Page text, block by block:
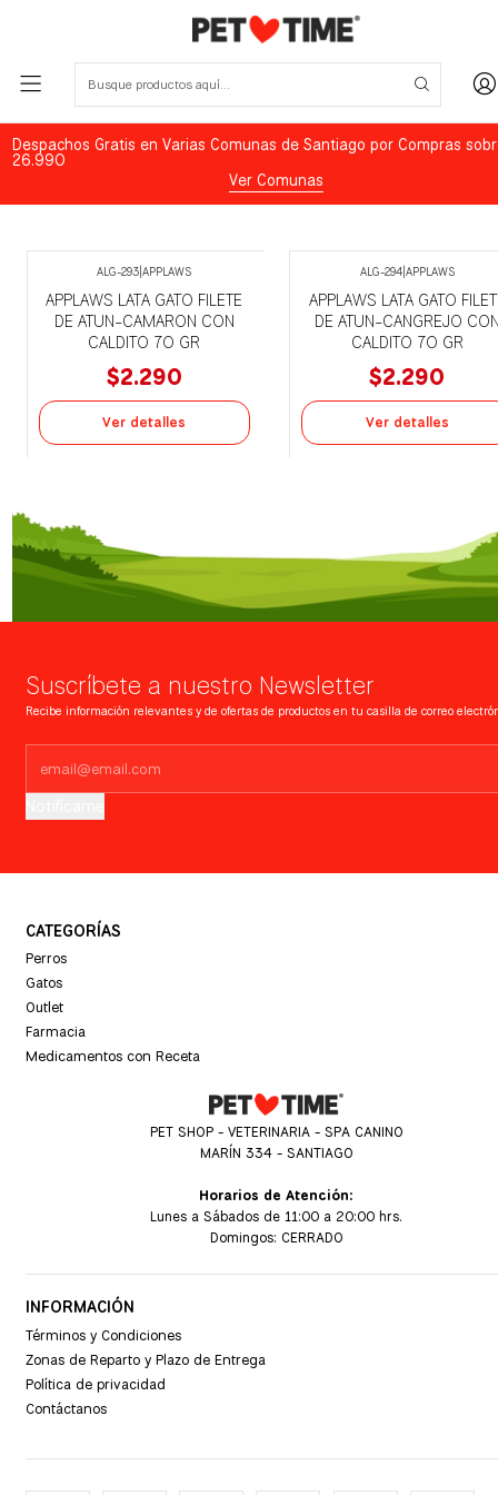
Despachos Gratis en Varias Comunas de Santiago por Compras
26.990
Ver Comunas
ALG-293|APPLAWS
APPLAWS LATA GATO FILETE
DE ATUN-CAMARON CON
CALDITO 70 GR
$2.290
Ver detalles
ALG-294|APPLAWS
APPLAWS LATA GATO
DE ATUN-CANGREJO
CALDITO 70 GR
$2.290
Ver detalles
Suscríbete a nuestro Newsletter
Recibe información relevantes y de ofertas de productos en tu casilla de correo
CATEGORÍAS
Perros
Gatos
Outlet
Farmacia
Medicamentos con Receta
PET SHOP - VETERINARIA - SPA CANINO
MARÍN 334 - SANTIAGO
Horarios de Atención:
Lunes a Sábados de 11:00 a 20:00 hrs.
Domingos: CERRADO
INFORMACIÓN
Términos y Condiciones
Zonas de Reparto y Plazo de Entrega
Política de privacidad
Contáctanos